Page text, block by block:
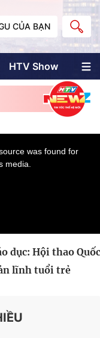
CỦA BẠN
HTV Show
nhân Sài
dục: Hội thao Quốc
lĩnh tuổi trẻ